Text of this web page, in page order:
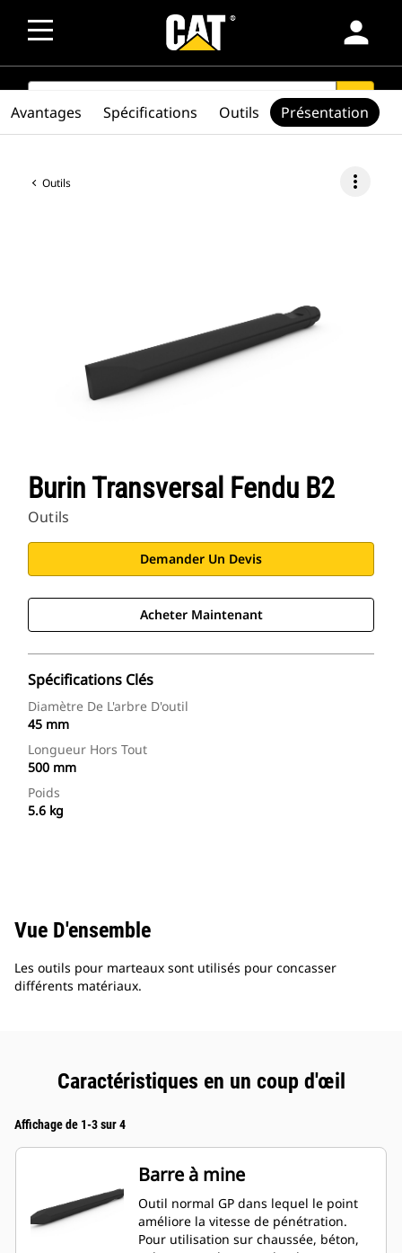
person
SEARCH search
Outils more_vert
Burin Transversal Fendu B2
Outils
Demander Un Devis
Acheter Maintenant
Spécifications Clés
Diamètre De L'arbre D'outil
45 mm
Longueur Hors Tout
500 mm
Poids
5.6 kg
Avantages Spécifications Outils Présentation
Vue D'ensemble
Les outils pour marteaux sont utilisés pour concasser
différents matériaux.
Caractéristiques en un coup d'œil
Affichage de 1-3 sur 4
Barre à mine
Outil normal GP dans lequel le point
améliore la vitesse de pénétration.
Pour utilisation sur chaussée, béton,